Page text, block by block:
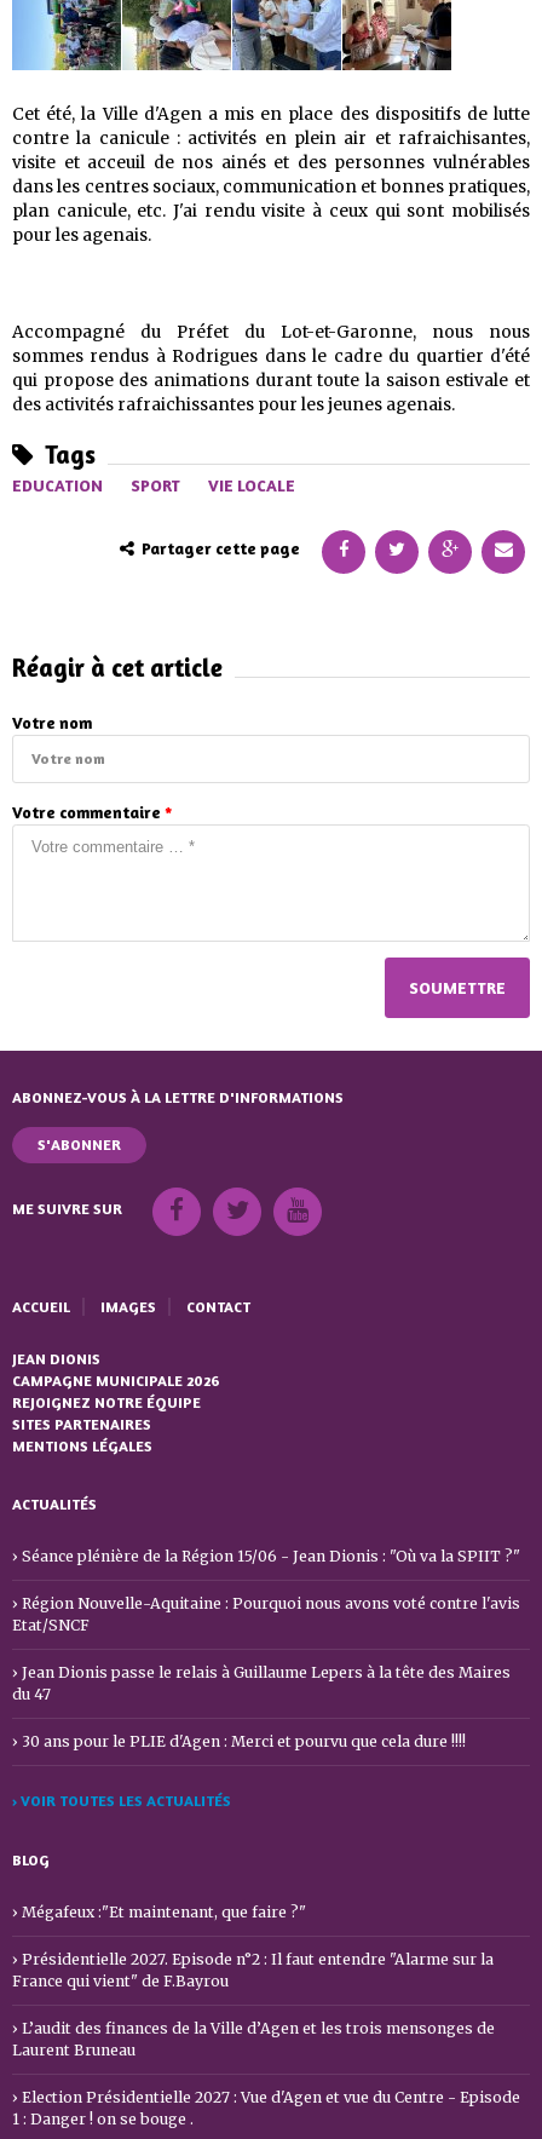
Cet été, la Ville d'Agen a mis en place des dispositifs de lutte
contre la canicule : activités en plein air et rafraichisantes,
visite et acceuil de nos ainés et des personnes vulnérables
dans les centres sociaux, communication et bonnes pratiques,
plan canicule, etc. J'ai rendu visite à ceux qui sont mobilisés
pour les agenais.
Accompagné du Préfet du Lot-et-Garonne, nous nous
sommes rendus à Rodrigues dans le cadre du quartier d'été
qui propose des animations durant toute la saison estivale et
des activités rafraichissantes pour les jeunes agenais.
Tags
EDUCATION SPORT VIE LOCALE
Partager cette page
Réagir à cet article
Votre nom
Votre commentaire *
ABONNEZ-VOUS À LA LETTRE D'INFORMATIONS
S'ABONNER
ME SUIVRE SUR
ACCUEIL IMAGES CONTACT
JEAN DIONIS
CAMPAGNE MUNICIPALE 2026
REJOIGNEZ NOTRE ÉQUIPE
SITES PARTENAIRES
MENTIONS LÉGALES
ACTUALITÉS
Séance plénière de la Région 15/06 - Jean Dionis : "Où va la SPIIT ?"
Région Nouvelle-Aquitaine : Pourquoi nous avons voté contre l'avis
Etat/SNCF
Jean Dionis passe le relais à Guillaume Lepers à la tête des Maires
du 47
30 ans pour le PLIE d'Agen : Merci et pourvu que cela dure !!!!
› VOIR TOUTES LES ACTUALITÉS
BLOG
Mégafeux :"Et maintenant, que faire ?"
Présidentielle 2027. Episode n°2 : Il faut entendre "Alarme sur la
France qui vient" de F.Bayrou
L’audit des finances de la Ville d’Agen et les trois mensonges de
Laurent Bruneau
Election Présidentielle 2027 : Vue d'Agen et vue du Centre - Episode
1 : Danger ! on se bouge .